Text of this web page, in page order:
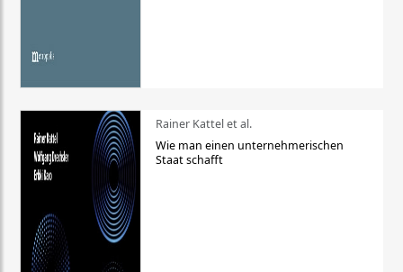
Rainer Kattel et al.
Wie man einen unternehmerischen
Staat schafft